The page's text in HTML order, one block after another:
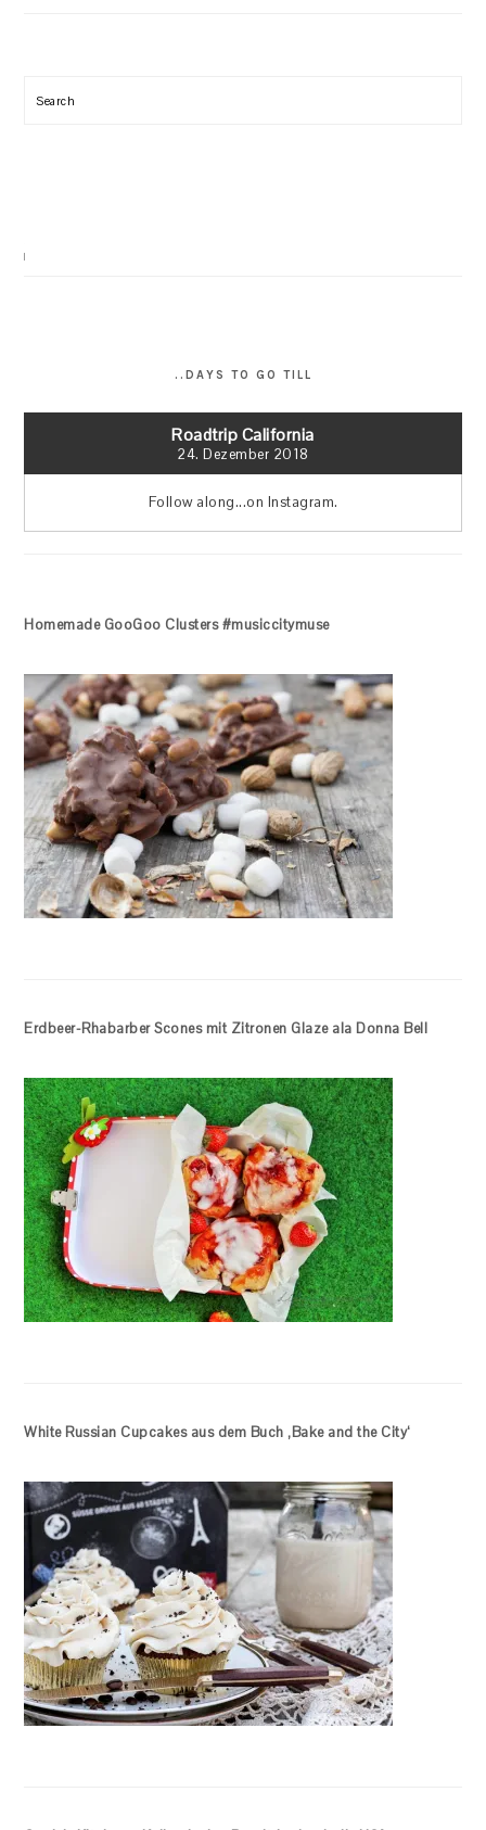
Search
..DAYS TO GO TILL
Roadtrip California
24. Dezember 2018
Follow along...on Instagram.
Homemade GooGoo Clusters #musiccitymuse
Erdbeer-Rhabarber Scones mit Zitronen Glaze ala Donna Bell
White Russian Cupcakes aus dem Buch ‚Bake and the City‘